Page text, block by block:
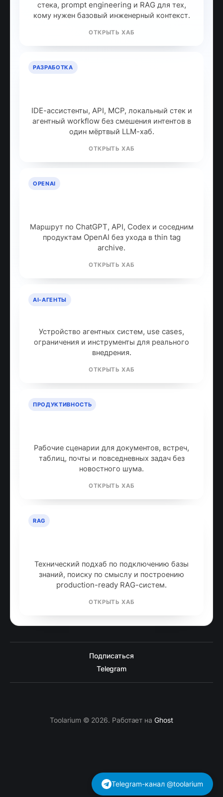
стека, prompt engineering и RAG для тех,
кому нужен базовый инженерный контекст.
ОТКРЫТЬ ХАБ
РАЗРАБОТКА
IDE-ассистенты, API, MCP, локальный стек и
агентный workflow без смешения интентов в
один мёртвый LLM-хаб.
ОТКРЫТЬ ХАБ
OPENAI
Маршрут по ChatGPT, API, Codex и соседним
продуктам OpenAI без ухода в thin tag
archive.
ОТКРЫТЬ ХАБ
AI-АГЕНТЫ
Устройство агентных систем, use cases,
ограничения и инструменты для реального
внедрения.
ОТКРЫТЬ ХАБ
ПРОДУКТИВНОСТЬ
Рабочие сценарии для документов, встреч,
таблиц, почты и повседневных задач без
новостного шума.
ОТКРЫТЬ ХАБ
RAG
Технический подхаб по подключению базы
знаний, поиску по смыслу и построению
production-ready RAG-систем.
ОТКРЫТЬ ХАБ
Подписаться
Telegram
Toolarium © 2026. Работает на Ghost
Telegram-канал @toolarium